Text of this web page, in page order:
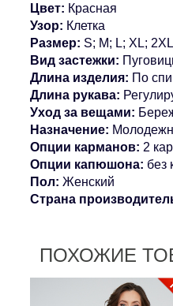
Цвет: Красная
Узор: Клетка
Размер: S; M; L; XL; 2XL
Вид застежки:
Длина изделия: По
Длина рукава:
Уход за вещами:
Назначение:
Опции карманов: 2
Опции капюшона: без
Пол: Женский
Страна
ПОХОЖИЕ